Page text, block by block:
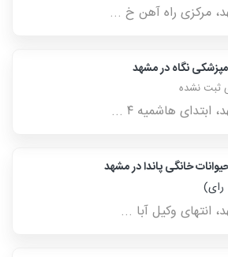
مرکزی راه آهن خ ...
نگاه در مشهد
ثبت نشده
ابتدای هاشمیه ۴ ...
خانگی پاندا در مشهد
انتهای وکیل آبا ...